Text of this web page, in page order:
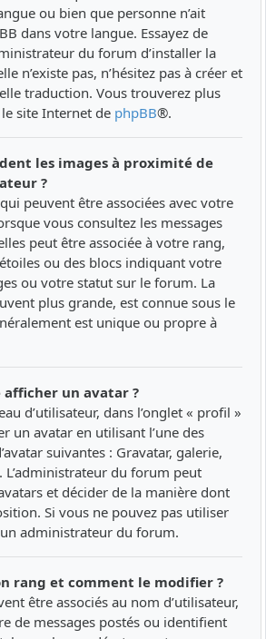
ou bien que personne n’ait
dans votre langue. Essayez de
du forum d’installer la
n’existe pas, n’hésitez pas à créer et
traduction. Vous trouverez plus
site Internet de phpBB®.
les images à proximité de
?
peuvent être associées avec votre
vous consultez les messages
peut être associée à votre rang,
ou des blocs indiquant votre
ou votre statut sur le forum. La
plus grande, est connue sous le
est unique ou propre à
un avatar ?
d’utilisateur, dans l’onglet « profil »
un avatar en utilisant l’une des
suivantes : Gravatar, galerie,
du forum peut
et décider de la manière dont
Si vous ne pouvez pas utiliser
un administrateur du forum.
rang et comment le modifier ?
être associés au nom d’utilisateur,
de messages postés ou identifient